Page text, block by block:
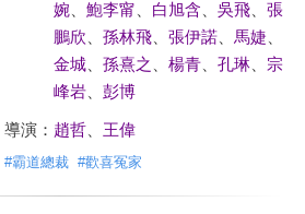
婉、 鮑李甯 白旭含 吳飛、 張
鵬欣
孫林飛、 張伊諾、 馬婕
金城、 孫熹之 楊青、 孔琳、 宗
峰岩、 彭博
導演： 趙哲、 王偉
#霸道總裁 #歡喜冤家